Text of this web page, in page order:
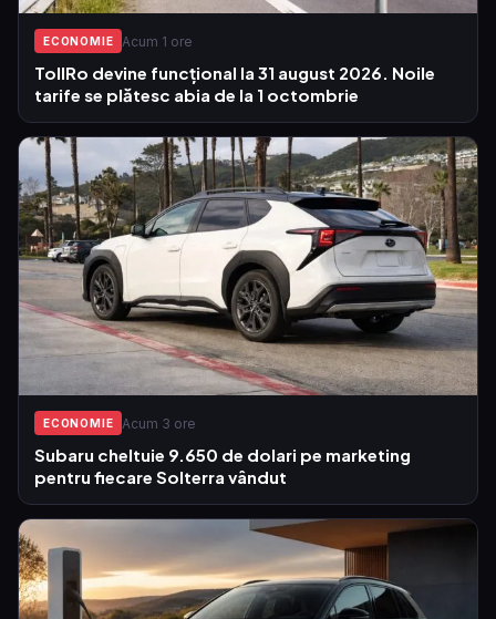
ECONOMIE Acum 1 ore
TollRo devine funcțional la 31 august 2026. Noile
tarife se plătesc abia de la 1 octombrie
ECONOMIE Acum 3 ore
Subaru cheltuie 9.650 de dolari pe marketing
pentru fiecare Solterra vândut